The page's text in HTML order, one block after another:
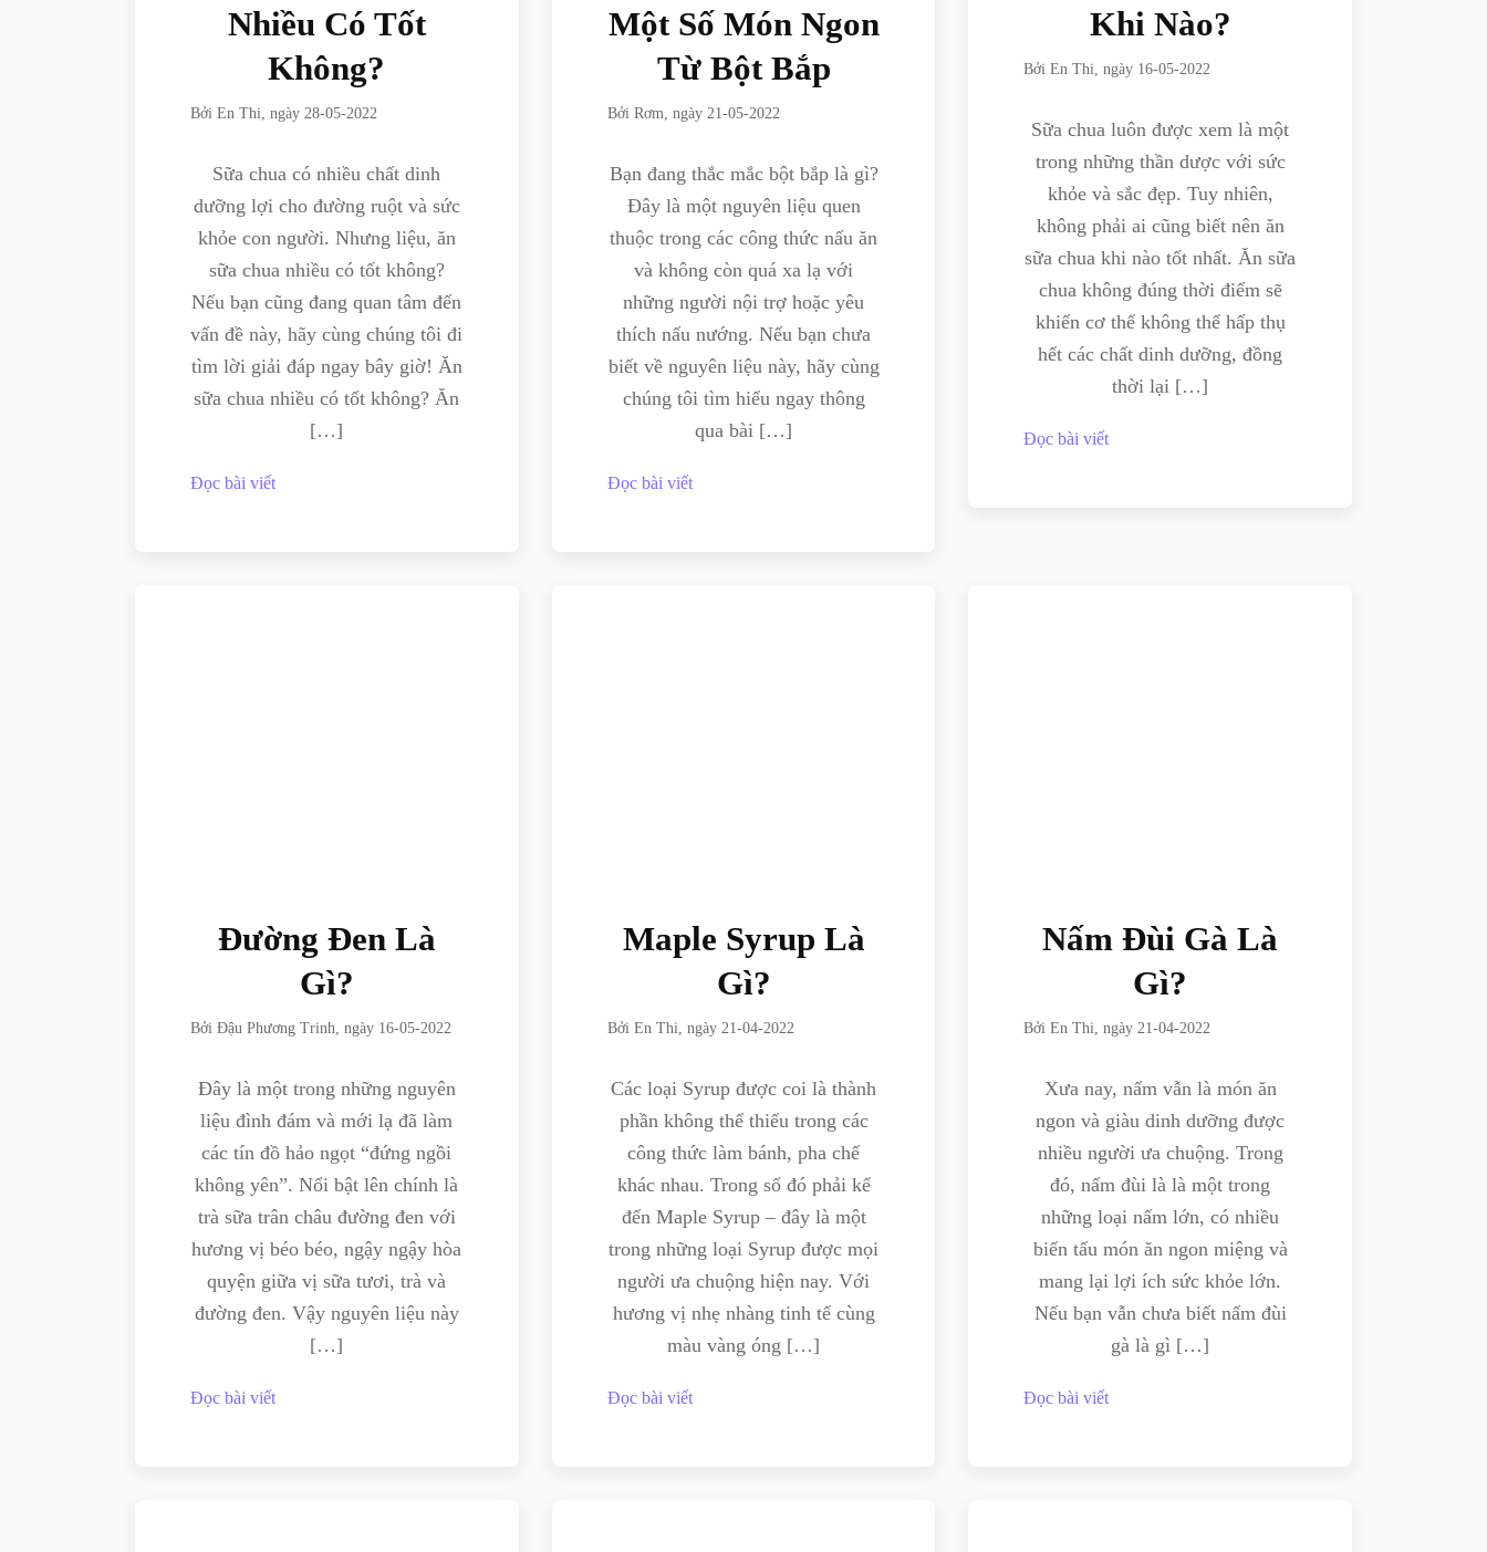
Nhiều Có Tốt
Không?
BởiEn Thi, ngày28-05-2022
Sữa chua có nhiều chất dinh
dưỡng lợi cho đường ruột và sức
khỏe con người. Nhưng liệu, ăn
sữa chua nhiều có tốt không?
Nếu bạn cũng đang quan tâm đến
vấn đề này, hãy cùng chúng tôi đi
tìm lời giải đáp ngay bây giờ! Ăn
sữa chua nhiều có tốt không? Ăn
[…]
Đọc bài viết
Một Số Món Ngon
Từ Bột Bắp
Bởi Rơm, ngày 21-05-2022
Bạn đang thắc mắc bột bắp là gì?
Đây là một nguyên liệu quen
thuộc trong các công thức nấu ăn
và không còn quá xa lạ với
những người nội trợ hoặc yêu
thích nấu nướng. Nếu bạn chưa
biết về nguyên liệu này, hãy cùng
chúng tôi tìm hiểu ngay thông
qua bài […]
Đọc bài viết
Khi Nào?
BởiEn Thi, ngày 16-05-2022
Sữa chua luôn được xem là một
trong những thần dược với sức
khỏe và sắc đẹp. Tuy nhiên,
không phải ai cũng biết nên ăn
sữa chua khi nào tốt nhất. Ăn sữa
chua không đúng thời điểm sẽ
khiến cơ thể không thể hấp thụ
hết các chất dinh dưỡng, đồng
thời lại […]
Đọc bài viết
Đường Đen Là
Gì?
BởiĐậu Phương Trinh, ngày 16-05-2022
Đây là một trong những nguyên
liệu đình đám và mới lạ đã làm
các tín đồ hảo ngọt “đứng ngồi
không yên”. Nổi bật lên chính là
trà sữa trân châu đường đen với
hương vị béo béo, ngậy ngậy hòa
quyện giữa vị sữa tươi, trà và
đường đen. Vậy nguyên liệu này
[…]
Đọc bài viết
Maple Syrup Là
Gì?
Bởi En Thi, ngày 21-04-2022
Các loại Syrup được coi là thành
phần không thể thiếu trong các
công thức làm bánh, pha chế
khác nhau. Trong số đó phải kể
đến Maple Syrup – đây là một
trong những loại Syrup được mọi
người ưa chuộng hiện nay. Với
hương vị nhẹ nhàng tinh tế cùng
màu vàng óng […]
Đọc bài viết
Nấm Đùi Gà Là
Gì?
BởiEn Thi, ngày21-04-2022
Xưa nay, nấm vẫn là món ăn
ngon và giàu dinh dưỡng được
nhiều người ưa chuộng. Trong
đó, nấm đùi là là một trong
những loại nấm lớn, có nhiều
biến tấu món ăn ngon miệng và
mang lại lợi ích sức khỏe lớn.
Nếu bạn vẫn chưa biết nấm đùi
gà là gì […]
Đọc bài viết